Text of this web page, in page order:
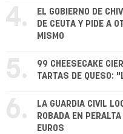
4.
EL GOBIERNO DE
DE CEUTA Y PIDE A
MISMO
5.
99 CHEESECAKE
TARTAS DE QUESO:
6.
LA GUARDIA CIVIL
ROBADA EN
EUROS